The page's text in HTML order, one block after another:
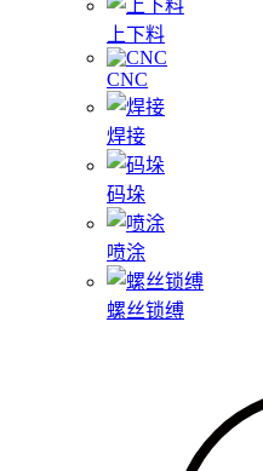
上下料
CNC
焊接
码垛
喷涂
螺丝锁缚